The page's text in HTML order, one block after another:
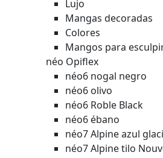
Lujo
Mangas decoradas
Colores
Mangos para
néo Opiflex
néo6 nogal negro
néo6 olivo
néo6 Roble Black
néo6 ébano
néo7 Alpine azul
néo7 Alpine tilo